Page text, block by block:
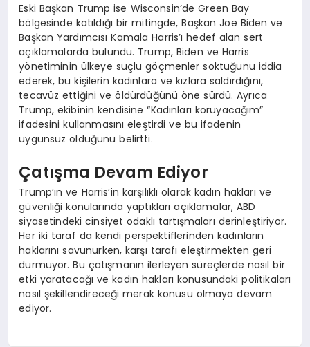
Eski Başkan Trump ise Wisconsin’de Green Bay
bölgesinde katıldığı bir mitingde, Başkan Joe Biden ve
Başkan Yardımcısı Kamala Harris’ı hedef alan sert
açıklamalarda bulundu. Trump, Biden ve Harris
yönetiminin ülkeye suçlu göçmenler soktuğunu iddia
ederek, bu kişilerin kadınlara ve kızlara saldırdığını,
tecavüz ettiğini ve öldürdüğünü öne sürdü. Ayrıca
Trump, ekibinin kendisine “Kadınları koruyacağım”
ifadesini kullanmasını eleştirdi ve bu ifadenin
uygunsuz olduğunu belirtti.
Çatışma Devam Ediyor
Trump’ın ve Harris’in karşılıklı olarak kadın hakları ve
güvenliği konularında yaptıkları açıklamalar, ABD
siyasetindeki cinsiyet odaklı tartışmaları derinleştiriyor.
Her iki taraf da kendi perspektiflerinden kadınların
haklarını savunurken, karşı tarafı eleştirmekten geri
durmuyor. Bu çatışmanın ilerleyen süreçlerde nasıl bir
etki yaratacağı ve kadın hakları konusundaki politikaları
nasıl şekillendireceği merak konusu olmaya devam
ediyor.